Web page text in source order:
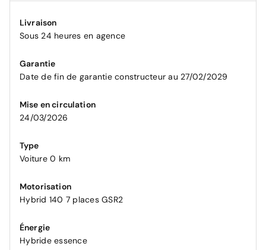
Livraison
Sous 24 heures en agence
Garantie
Date de fin de garantie constructeur au 27/02/2029
Mise en circulation
24/03/2026
Type
Voiture 0 km
Motorisation
Hybrid 140 7 places GSR2
Énergie
Hybride essence